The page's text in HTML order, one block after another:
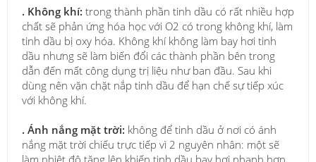
. Không khí: trong thành phần tinh dầu có rất nhiều hợp
chất sẽ phản ứng hóa học với O2 có trong không khí, làm
tinh dầu bị oxy hóa. Không khí không làm bay hơi tinh
dầu nhưng sẽ làm biến đổi các thành phần bên trong
dẫn đến mất công dụng trị liệu như ban đầu. Sau khi
dùng nên vặn chặt nắp tinh dầu để hạn chế sự tiếp xúc
với không khí.
. Ánh nắng mặt trời: không để tinh dầu ở nơi có ánh
nắng mặt trời chiếu trực tiếp vì 2 nguyên nhân: một sẽ